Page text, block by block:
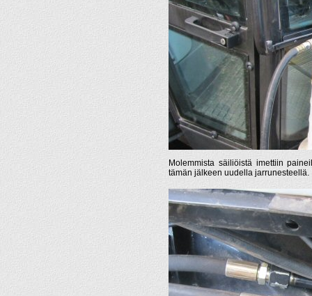
Molemmista säiliöistä imettiin
tämän jälkeen uudella jarrunesteellä.